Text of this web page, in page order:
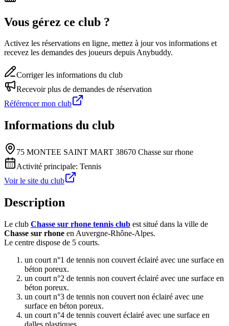
Vous gérez ce club ?
Activez les réservations en ligne, mettez à jour vos informations et
recevez les demandes des joueurs depuis Anybuddy.
Corriger les informations du club
Recevoir plus de demandes de réservation
Référencer mon club
Informations du club
75 MONTEE SAINT MART 38670 Chasse sur rhone
Activité principale: Tennis
Voir le site du club
Description
Le club Chasse sur rhone tennis club est situé dans la ville de
Chasse sur rhone en Auvergne-Rhône-Alpes.
Le centre dispose de 5 courts.
un court n°1 de tennis non couvert éclairé avec une surface en
béton poreux.
un court n°2 de tennis non couvert éclairé avec une surface en
béton poreux.
un court n°3 de tennis non couvert non éclairé avec une
surface en béton poreux.
un court n°4 de tennis couvert éclairé avec une surface en
dalles plastiques.